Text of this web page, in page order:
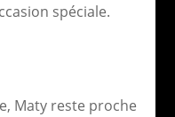
spéciale.
Maty reste proche